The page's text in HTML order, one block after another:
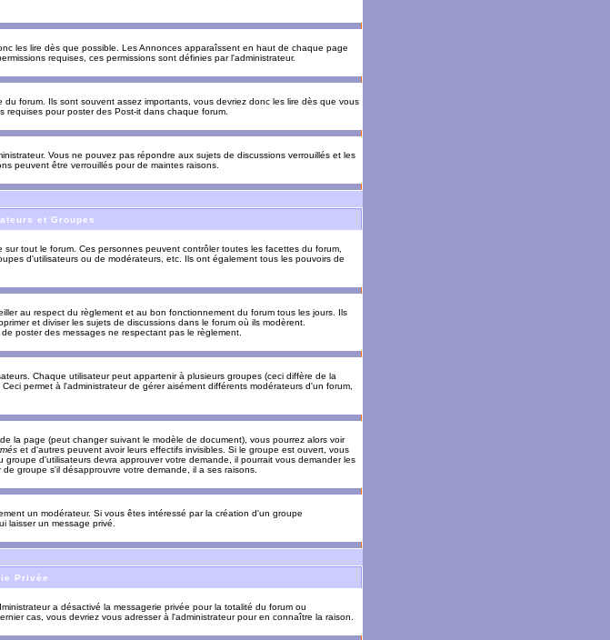
les lire dès que possible. Les Annonces apparaîssent en haut de chaque page
requises, ces permissions sont définies par l'administrateur.
forum. Ils sont souvent assez importants, vous devriez donc les lire dès que vous
requises pour poster des Post-it dans chaque forum.
Vous ne pouvez pas répondre aux sujets de discussions verrouillés et les
peuvent être verrouillés pour de maintes raisons.
et Groupes
tout le forum. Ces personnes peuvent contrôler toutes les facettes du forum,
d'utilisateurs ou de modérateurs, etc. Ils ont également tous les pouvoirs de
au respect du règlement et au bon fonctionnement du forum tous les jours. Ils
et diviser les sujets de discussions dans le forum où ils modèrent.
poster des messages ne respectant pas le règlement.
Chaque utilisateur peut appartenir à plusieurs groupes (ceci diffère de la
permet à l'administrateur de gérer aisément différents modérateurs d'un forum,
la page (peut changer suivant le modèle de document), vous pourrez alors voir
et d'autres peuvent avoir leurs effectifs invisibles. Si le groupe est ouvert, vous
d'utilisateurs devra approuver votre demande, il pourrait vous demander les
groupe s'il désapprouvre votre demande, il a ses raisons.
un modérateur. Si vous êtes intéressé par la création d'un groupe
laisser un message privé.
Privée
a désactivé la messagerie privée pour la totalité du forum ou
cas, vous devriez vous adresser à l'administrateur pour en connaître la raison.